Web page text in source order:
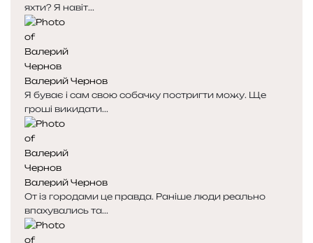
яхти? Я навіт...
Валерий Чернов
Я буває і сам свою собачку постригти можу. Ще
гроші викидати...
Валерий Чернов
От із городами це правда. Раніше люди реально
впахувались та...